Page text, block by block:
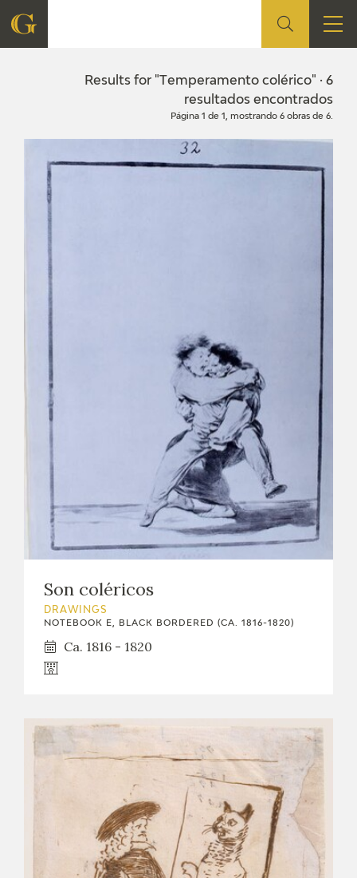
FOUNDATION
CORPORATE ACTION
CONTACT
ACTIVIDADES
PREMIO ARAGÓN GOYA
Results for "Temperamento colérico" · 6
resultados encontrados
Página 1 de 1, mostrando 6 obras de 6.
Son coléricos
DRAWINGS
NOTEBOOK E, BLACK BORDERED (CA. 1816-1820)
Ca. 1816 - 1820